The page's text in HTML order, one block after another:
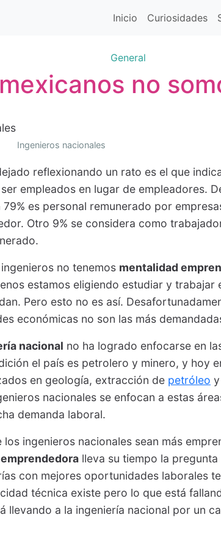
Inicio Curiosidades
General
no
Ingenieros nacionales
reflexionando un rato es el que
empleados en lugar de empleadores.
79% es personal remunerado por
Otro 9% se considera como
no tenemos mentalidad
estamos eligiendo estudiar y trabajar
Pero esto no es así.
económicas no son las más
nacional no ha logrado enfocarse en
el país es petrolero y minero, y hoy
en geología, extracción de petróleo
nacionales se enfocan a estas
demanda laboral.
los ingenieros nacionales sean más
lleva su tiempo la
con mejores oportunidades laborales
técnica existe pero lo que está
llevando a la ingeniería nacional por un